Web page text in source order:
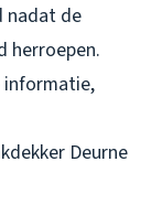
nadat de
herroepen.
informatie,
Deurne